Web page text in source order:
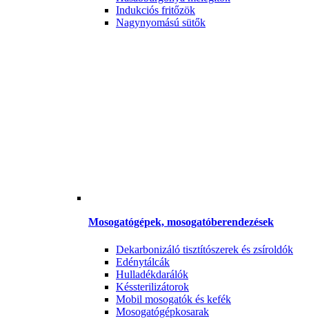
Indukciós fritőzök
Nagynyomású sütők
Mosogatógépek, mosogatóberendezések
Dekarbonizáló tisztítószerek és zsíroldók
Edénytálcák
Hulladékdarálók
Késsterilizátorok
Mobil mosogatók és kefék
Mosogatógépkosarak